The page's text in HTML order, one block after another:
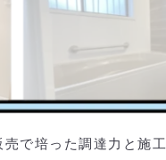
売で培った調達力と施